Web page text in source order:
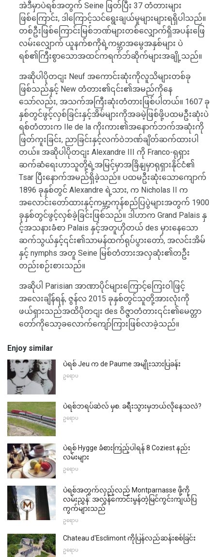
အဲဒီမှာပဲရစ်အတွက် Seine ဖြတ်ပြီး 37 တံတားများ
ဖြစ်ကြောင်း, ဒါကြောင့်သင်ရွေးချယ်မှုများများရရှိပါသည်။
တစ်ဦးဖြစ်ကြောင်းမြစ်ဘဏ်များတစ်လျှောက်ရှိအပန်းဖြေ
လမ်းလျှောက် ယူနက်စကိုရဲ့ကမ္ဘာအမွေအနှစ်များ ပဲ
ရစ်၏ကြီးစွာသောအထင်ကရက်ဘ်ဆိုက်များအချို့သည်။
အဆိုပါပိုတငျး Neuf အကောင်းဆုံးကိုလူသိများတစ်ခု
ဖြစ်သည်နှင့် New တံတား၏၎င်း၏အမည်ကိုနေ
သော်လည်း, အသက်အကြီးဆုံးတံတားဖြစ်ပါတယ်။ 1607 ခု
နှစ်တွင်ဖွင့်လှစ်ခြင်းနှင့်အိမ်များကိုအခမဲ့ဖြစ်ဖို့ပထမဦးဆုံးပဲ
ရစ်တံတားက Ile de la ကိုးကား၏အနောက်ဘက်အဆုံးကို
ဖြတ်ကူးခြင်း, ညာခြင်းနှင့်လက်ဝဲဘဏ်ချိတ်ဆက်ထားပါ
တယ်။ အဆိုပါပိုတငျး Alexandre III ကို Franco-ရုရှား
ဆက်ဆံရေးဟာသူတို့ရဲ့အမြင့်မှာအခြိနျမှာရုရှားနိုင်ငံ၏
Tsar ပြီးနောက်အမည်ရှိခဲ့သည်။ ပထမဦးဆုံးသောကျောက်
1896 ခုနှစ်တွင် Alexandre ရဲ့သား, က Nicholas II က
အလောင်းတော်ထားနှင့်ကမ္ဘာ့ကုန်စည်ပြပွဲများအတွက် 1900
ခုနှစ်တွင်ဖွင့်လှစ်ခဲ့ခြင်းဖြစ်သည်။ ဒါဟာက Grand Palais နှ
င့်အသနားခံစာ Palais နှင့်အတူဟိုတယ် des မှားနေသော
ဆက်သွယ်နှင့်၎င်း၏သာမန်ထက်ရုပ်ပွားတော်, အလင်းအိမ်
နှင့် nymphs အတူ Seine မြစ်တံတားအလှဆုံး၏တဦး
တည်းစဉ်းစားသည်။
အဆိုပါ Parisian အာဏာပိုင်များကြောင့်ကြေးဝါဖြင့်
အလေးချိန်ရန်, ဇွန်လ 2015 ခုနှစ်တွင်သူတို့အားလုံးကို
ဖယ်ရှားသည်အထိပိုတငျး des ဝိဇ္ဇာတံတား၎င်း၏မေတ္တာ
တော်ကိုသော့ခလောက်ကျော်ကြားဖြစ်လာခဲ့သည်။
Enjoy similar
ပဲရစ် Jeu က de Paume အမျိုးသားပြခန်း
ဥရောပ
ပဲရစ်ဘရပ်ဆဲလ် မှစ. ခရီးသွားမှဘယ်လိုနေသလဲ?
ဥရောပ
ပဲရစ် Hygge ခံစားကြည့်ပါရန် 8 Coziest နည်း
လမ်းများ
ဥရောပ
ပဲရစ်အတွက်လှည့်လည် Montparnasse ဖို့ကို
လမ်းညွှန်: အလွန်ကောင်းမွန်တဲ့မြင်ကွင်းကျယ်ပြ
ကွက်များသည်
ဥရောပ
Chateau d'Esclimont ကိုပြန်လည်ဆန်းစစ်ခြင်း
ဥရောပ